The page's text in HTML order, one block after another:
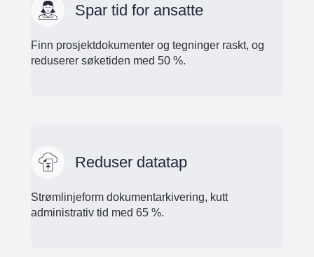
Spar tid for ansatte
Finn prosjektdokumenter og tegninger raskt, og
reduserer søketiden med 50 %.
Reduser datatap
Strømlinjeform dokumentarkivering, kutt
administrativ tid med 65 %.